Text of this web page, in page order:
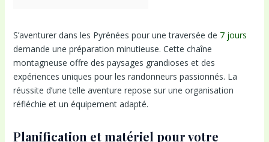
S’aventurer dans les Pyrénées pour une traversée de 7 jours
demande une préparation minutieuse. Cette chaîne
montagneuse offre des paysages grandioses et des
expériences uniques pour les randonneurs passionnés. La
réussite d’une telle aventure repose sur une organisation
réfléchie et un équipement adapté.
Planification et matériel pour votre